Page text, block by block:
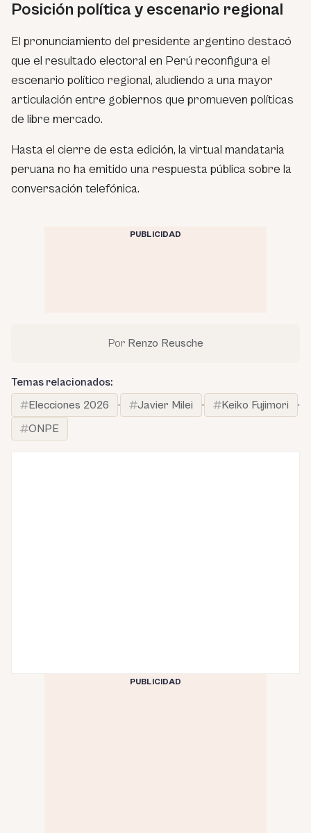
Posición política y escenario regional
El pronunciamiento del presidente argentino destacó
que el resultado electoral en Perú reconfigura el
escenario político regional, aludiendo a una mayor
articulación entre gobiernos que promueven políticas
de libre mercado.
Hasta el cierre de esta edición, la virtual mandataria
peruana no ha emitido una respuesta pública sobre la
conversación telefónica.
PUBLICIDAD
Por Renzo Reusche
Temas relacionados:
Elecciones 2026
· Javier Milei · Keiko Fujimori
·
ONPE
PUBLICIDAD